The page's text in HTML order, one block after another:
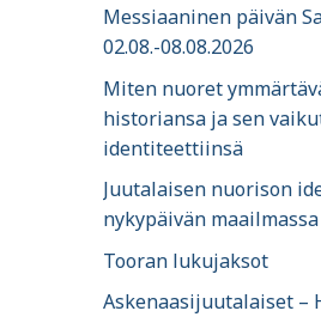
Messiaaninen päivän
02.08.-08.08.2026
Miten nuoret
historiansa ja sen
identiteettiinsä
Juutalaisen nuorison
nykypäivän maailmassa
Tooran lukujaksot
Askenaasijuutalaiset –